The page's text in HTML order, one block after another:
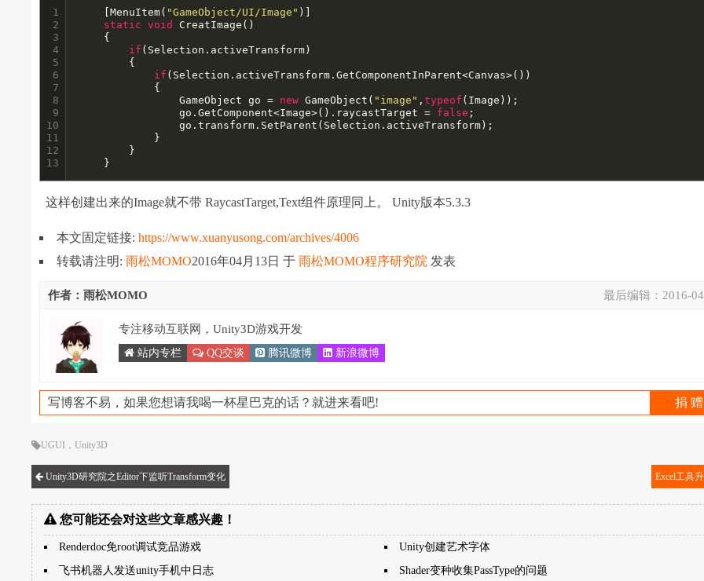
1
2
3
4
5
6
7
8
9
10
11
12
13
	[MenuItem(
"GameObject/UI/Image" )]
static
void
CreatImage()
if (Selection.activeTransform)
if (Selection.activeTransform.GetComponentInParent<Canvas>())
				GameObject go =
new GameObject( "image" ,typeof (Image));
				go.GetComponent<Image>().raycastTarget =
false ;
				go.transform.SetParent(Selection.activeTransform);
	}
这样创建出来的Image就不带 RaycastTarget,Text组件原理同上。 Unity版本5.3.3
本文固定链接:https://www.xuanyusong.com/archives/4006
转载请注明:雨松MOMO2016年04月13日于雨松MOMO程序研究院 发表
最后编辑： 2016-
作者：雨松MOMO
专注移动互联网，Unity3D游戏开发
站内专栏 QQ交谈 腾讯微博 新浪微博
捐 赠
写博客不易，如果您想请我喝一杯星巴克的话？就进来看吧!
UGUI ，Unity3D
Unity3D研究院之Editor下监听Transform变化 Excel工具
您可能还会对这些文章感兴趣！
Renderdoc免root调试竞品游戏
Unity创建艺术字体
飞书机器人发送unity手机中日志
Shader变种收集PassType的问题